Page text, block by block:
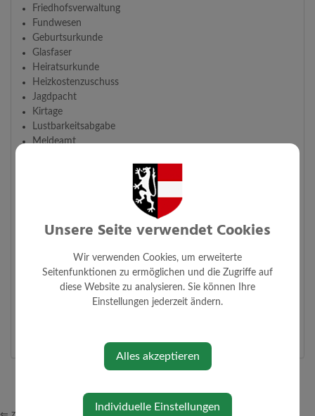
Friedhofsverwaltung
Fundwesen
Geburtsurkunde
Glasfaser
Heiratsurkunde
Heizkostenzuschuss
Jagdpacht
Kirtage
Lustbarkeitsabgabe
Meldeamt
Staatsbürgerschaftsevidenz
Staatsbürgerschaftsnachweis
Standesamt
Straßenbeleuchtung
Veranstaltungsanmeldung
Wählerevidenz
Unsere Seite verwendet Cookies
Wir verwenden Cookies, um erweiterte
Seitenfunktionen zu ermöglichen und die Zugriffe auf
diese Website zu analysieren. Sie können Ihre
Einstellungen jederzeit ändern.
Alles akzeptieren
Individuelle Einstellungen